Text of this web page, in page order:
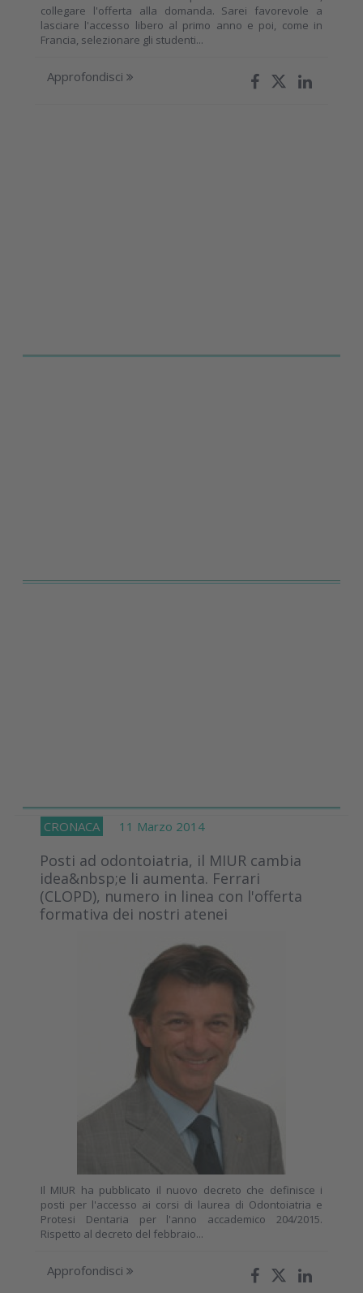
collegare l'offerta alla domanda. Sarei favorevole a
lasciare l'accesso libero al primo anno e poi, come in
Francia, selezionare gli studenti...
Approfondisci
CRONACA 11 Marzo 2014
Posti ad odontoiatria, il MIUR cambia
idea&nbsp;e li aumenta. Ferrari
(CLOPD), numero in linea con l'offerta
formativa dei nostri atenei
Il MIUR ha pubblicato il nuovo decreto che definisce i
posti per l'accesso ai corsi di laurea di Odontoiatria e
Protesi Dentaria per l'anno accademico 204/2015.
Rispetto al decreto del febbraio...
Approfondisci